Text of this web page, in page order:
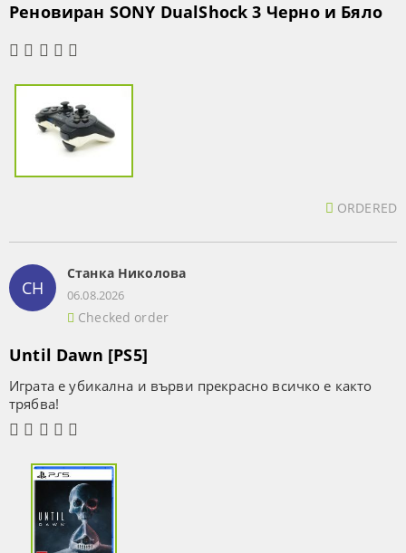
Реновиран SONY DualShock 3 Черно и Бяло
ORDERED
СН
Станка Николова
06.08.2026
Checked order
Until Dawn [PS5]
Играта е убикална и върви прекрасно всичко е както
трябва!